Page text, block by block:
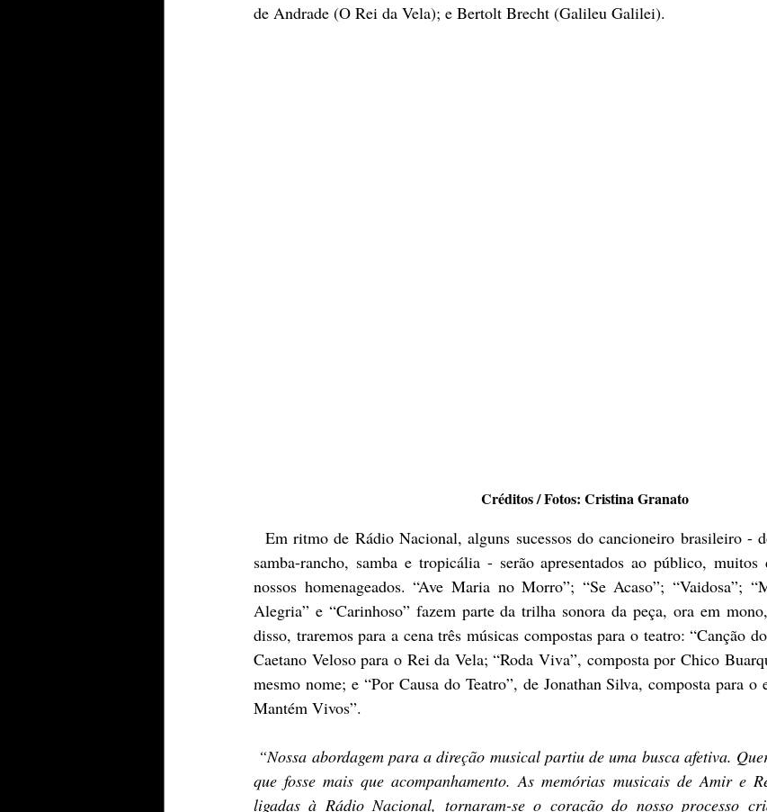
de Andrade (O Rei da Vela); e Bertolt Brecht (Galileu Galilei).
Créditos / Fotos: Cristina Granato
samba-rancho, samba e tropicália - serão apresentados ao público, muitos
nossos homenageados. “Ave Maria no Morro”; “Se Acaso”; “Vaidosa”;
Alegria” e “Carinhoso” fazem parte da trilha sonora da peça, ora em
disso, traremos para a cena três músicas compostas para o teatro: “Canção
Caetano Veloso para o Rei da Vela; “Roda Viva”, composta por Chico
mesmo nome; e “Por Causa do Teatro”, de Jonathan Silva, composta para o
Mantém Vivos”.
que fosse mais que acompanhamento. As memórias musicais de Amir e
ligadas à Rádio Nacional, tornaram-se o coração do nosso processo